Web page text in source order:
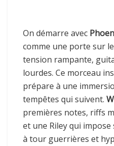
On démarre avec
comme une porte sur
tension rampante,
lourdes. Ce morceau
prépare à une
tempêtes qui suivent.
premières notes, riffs
et une Riley qui
à tour guerrières et